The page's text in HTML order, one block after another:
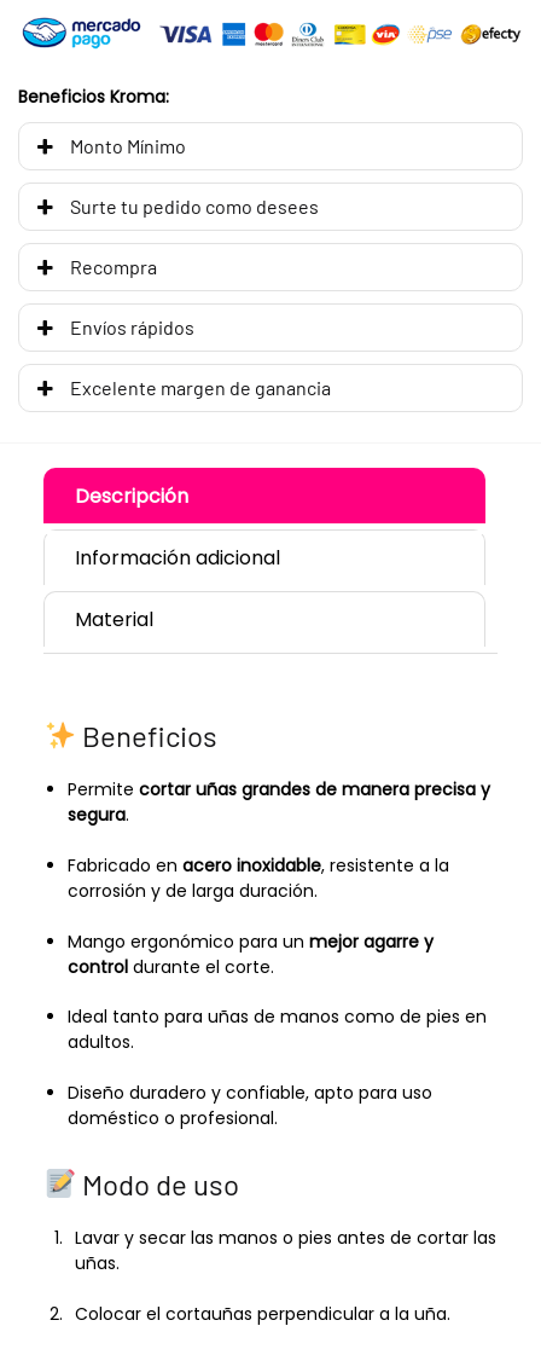
Beneficios Kroma:
Monto Mínimo
Surte tu pedido como desees
Recompra
Envíos rápidos
Excelente margen de ganancia
Descripción
Información adicional
Material
Beneficios
Permite cortar uñas grandes de manera precisa y
segura.
Fabricado en acero inoxidable, resistente a la
corrosión y de larga duración.
Mango ergonómico para un mejor agarre y
controldurante el corte.
Ideal tanto para uñas de manos como de pies en
adultos.
Diseño duradero y confiable, apto para uso
doméstico o profesional.
Modo de uso
Lavar y secar las manos o pies antes de cortar las
uñas.
Colocar el cortauñas perpendicular a la uña.